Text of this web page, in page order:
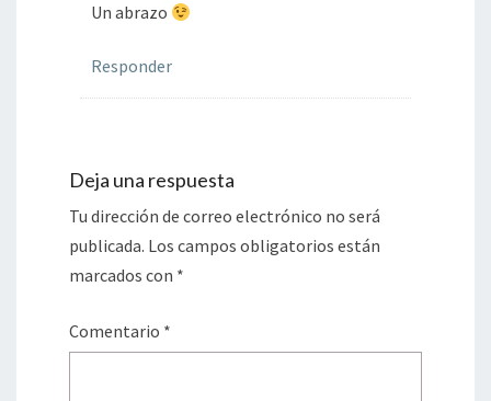
Un abrazo
Responder
Deja una respuesta
Tu dirección de correo electrónico no será
publicada. Los campos obligatorios están
marcados con *
Comentario *